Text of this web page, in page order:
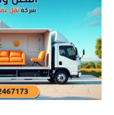
نقل
عفش
بمكة
–
0532467173
|
ارخص